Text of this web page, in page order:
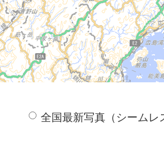
全国最新写真（シーム